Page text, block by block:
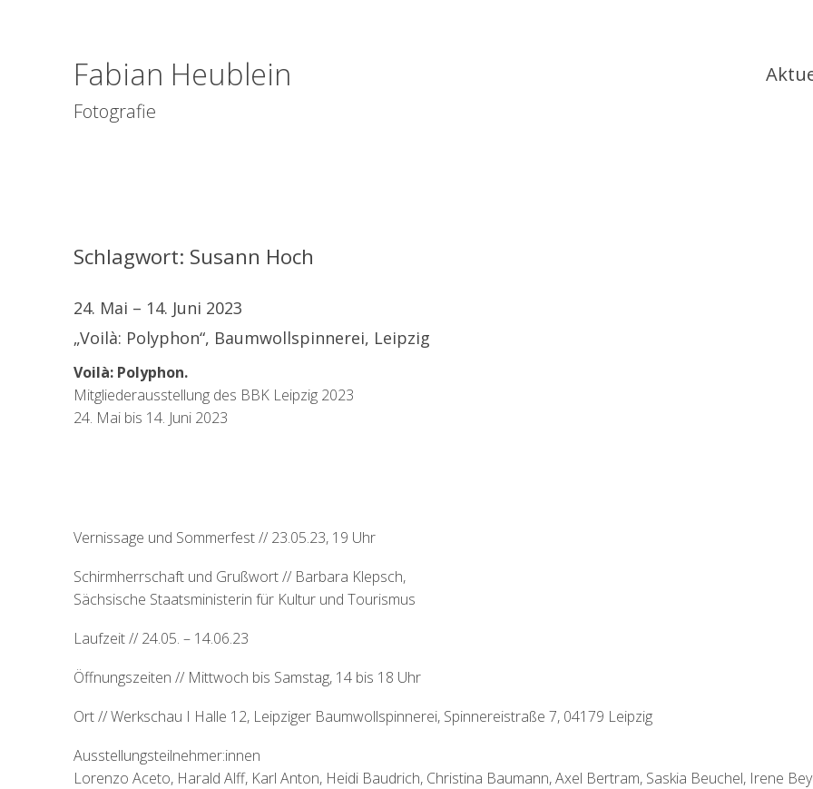
Fabian Heublein
Fotografie
Schlagwort: Susann Hoch
24. Mai – 14. Juni 2023
„Voilà: Polyphon“, Baumwollspinnerei, Leipzig
Voilà: Polyphon.
Mitgliederausstellung des BBK Leipzig 2023
24. Mai bis 14. Juni 2023
Vernissage und Sommerfest // 23.05.23, 19 Uhr
Schirmherrschaft und Grußwort // Barbara Klepsch,
Sächsische Staatsministerin für Kultur und Tourismus
Laufzeit // 24.05. – 14.06.23
Öffnungszeiten // Mittwoch bis Samstag, 14 bis 18 Uhr
Ort // Werkschau I Halle 12, Leipziger Baumwollspinnerei, Spinnereistraße 7, 04179 Leipzig
Ausstellungsteilnehmer:innen
Lorenzo Aceto, Harald Alff, Karl Anton, Heidi Baudrich, Christina Baumann, Axel Bertram, Saskia Beuchel, Irene